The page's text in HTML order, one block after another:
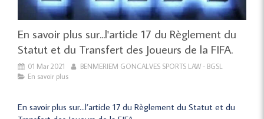
En savoir plus sur...l'article 17 du Règlement du
Statut et du Transfert des Joueurs de la FIFA.
01 Mar 2021
BENMERIEM GONCALVES SPORTS LAW - BGSL
En savoir plus
En savoir plus sur…l’article 17 du Règlement du Statut et du